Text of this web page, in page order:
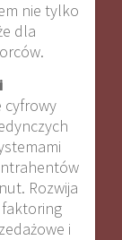
nie tylko
dla
.
cyfrowy
Rozwija
i